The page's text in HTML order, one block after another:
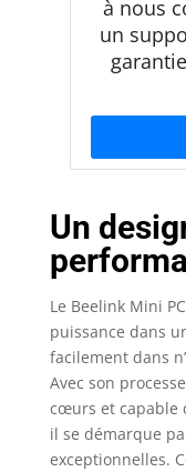
à nous
un
Un
Le Beelink Mini
puissance dans
facilement dans
Avec son
cœurs et capable
il se démarque
exceptionnelles.